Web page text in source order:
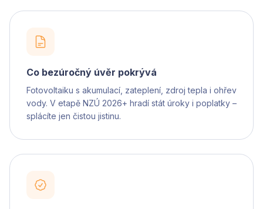
Co bezúročný úvěr pokrývá
Fotovoltaiku s akumulací, zateplení, zdroj tepla i ohřev
vody. V etapě NZÚ 2026+ hradí stát úroky i poplatky –
splácíte jen čistou jistinu.